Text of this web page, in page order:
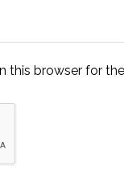
this browser for